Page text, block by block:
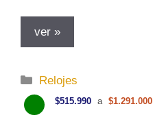
ver »
C
a
t
Relojes
$515.990 a $1.291.000